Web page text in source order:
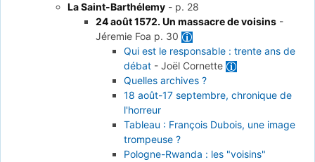
La Saint-Barthélemy - p. 28
24 août 1572. Un massacre de voisins -
Jéremie Foa p. 30
Qui est le responsable : trente ans de
débat - Joël Cornette
Quelles archives ?
18 août-17 septembre, chronique de
l'horreur
Tableau : François Dubois, une image
trompeuse ?
Pologne-Rwanda : les "voisins"